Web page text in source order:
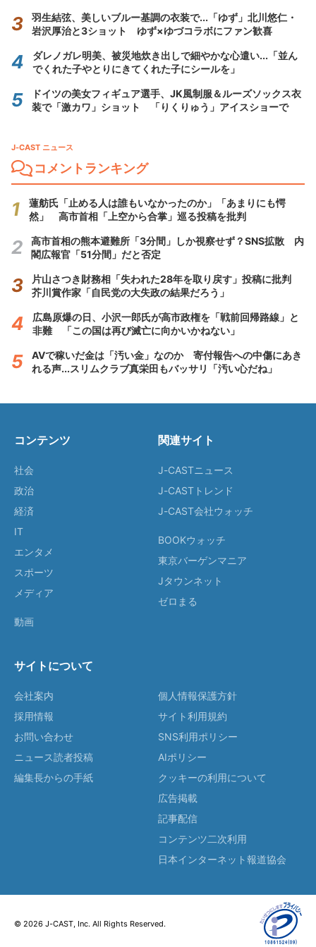
羽生結弦、美しいブルー基調の衣装で...「ゆず」北川悠仁・
岩沢厚治と3ショット ゆず×ゆづコラボにファン歓喜
ダレノガレ明美、被災地炊き出しで細やかな心遣い...「並ん
でくれた子やとりにきてくれた子にシールを」
ドイツの美女フィギュア選手、JK風制服＆ルーズソックス衣
装で「激カワ」ショット 「りくりゅう」アイスショーで
J-CAST ニュース
コメントランキング
蓮舫氏「止める人は誰もいなかったのか」「あまりにも愕
然」 高市首相「上空から合掌」巡る投稿を批判
高市首相の熊本避難所「3分間」しか視察せず？SNS拡散 内
閣広報官「51分間」だと否定
片山さつき財務相「失われた28年を取り戻す」投稿に批判
芥川賞作家「自民党の大失政の結果だろう」
広島原爆の日、小沢一郎氏が高市政権を「戦前回帰路線」と
非難 「この国は再び滅亡に向かいかねない」
AVで稼いだ金は「汚い金」なのか 寄付報告への中傷にあき
れる声...スリムクラブ真栄田もバッサリ「汚い心だね」
コンテンツ
社会
政治
経済
IT
エンタメ
スポーツ
メディア
動画
関連サイト
J-CASTニュース
J-CASTトレンド
J-CAST会社ウォッチ
BOOKウォッチ
東京バーゲンマニア
Jタウンネット
ゼロまる
サイトについて
会社案内
採用情報
お問い合わせ
ニュース読者投稿
編集長からの手紙
個人情報保護方針
サイト利用規約
SNS利用ポリシー
AIポリシー
クッキーの利用について
広告掲載
記事配信
コンテンツ二次利用
日本インターネット報道協会
© 2026 J-CAST, Inc. All Rights Reserved.